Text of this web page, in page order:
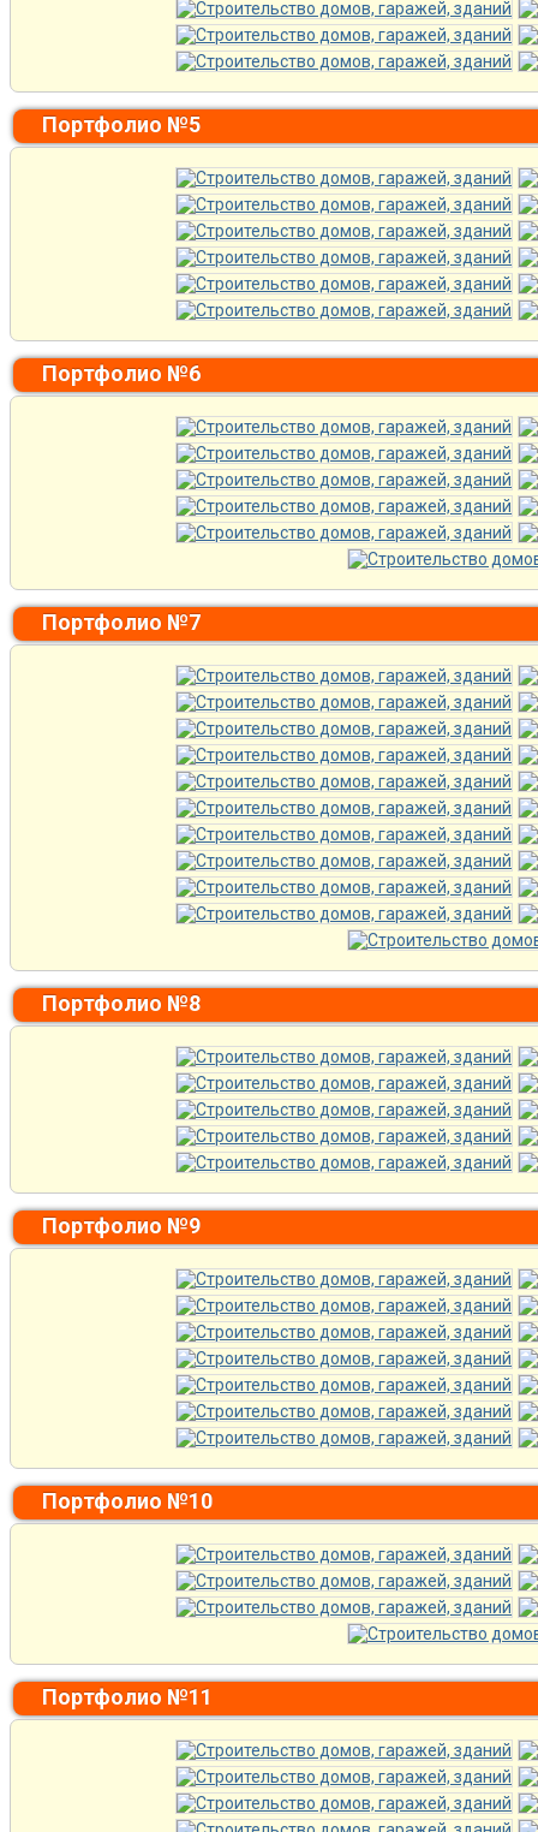
Портфолио №5
Портфолио №6
Портфолио №7
Портфолио №8
Портфолио №9
Портфолио №10
Портфолио №11